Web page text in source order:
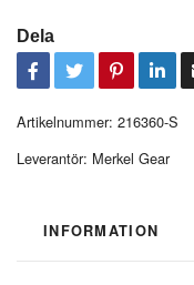
Dela
Artikelnummer: 216360-S
Leverantör: Merkel Gear
INFORMATION